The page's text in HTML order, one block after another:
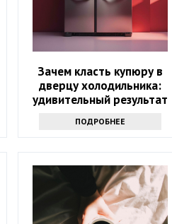
Зачем класть купюру в
дверцу холодильника:
удивительный результат
ПОДРОБНЕЕ